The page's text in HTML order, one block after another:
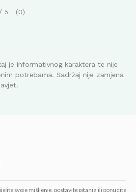
/ 5 0
je informativnog karaktera te nije
potrebama. Sadržaj nije zamjena
svoje mišljenje, postavite pitanja ili ponudite